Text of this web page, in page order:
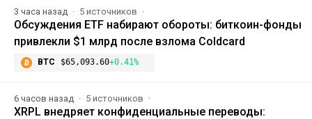
3 часа назад 5 источников
Обсуждения ETF набирают обороты: биткоин-фонды
привлекли $1 млрд после взлома Coldcard
BTC $65,093.60+0.41%
6 часов назад 5 источников
XRPL внедряет конфиденциальные переводы: